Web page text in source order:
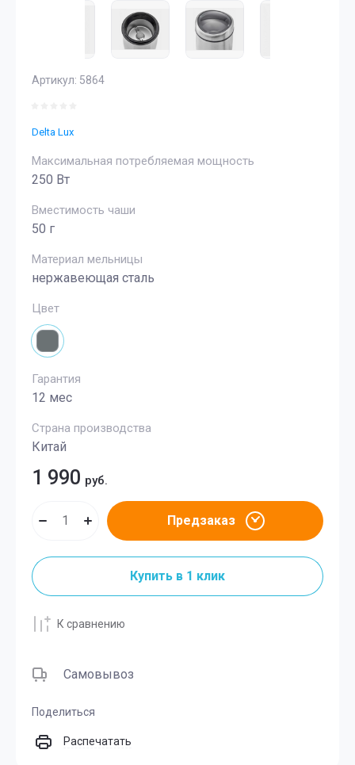
Артикул: 5864
Delta Lux
Максимальная потребляемая мощность
250 Вт
Вместимость чаши
50 г
Материал мельницы
нержавеющая сталь
Цвет
Гарантия
12 мес
Страна производства
Китай
1 990 руб.
Предзаказ
Купить в 1 клик
К сравнению
Самовывоз
Поделиться
Распечатать